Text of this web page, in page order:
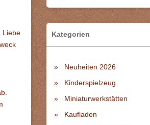
Liebe
Kategorien
Neuheiten 2026
Kinderspielzeug
Miniaturwerkstätten
Kaufladen